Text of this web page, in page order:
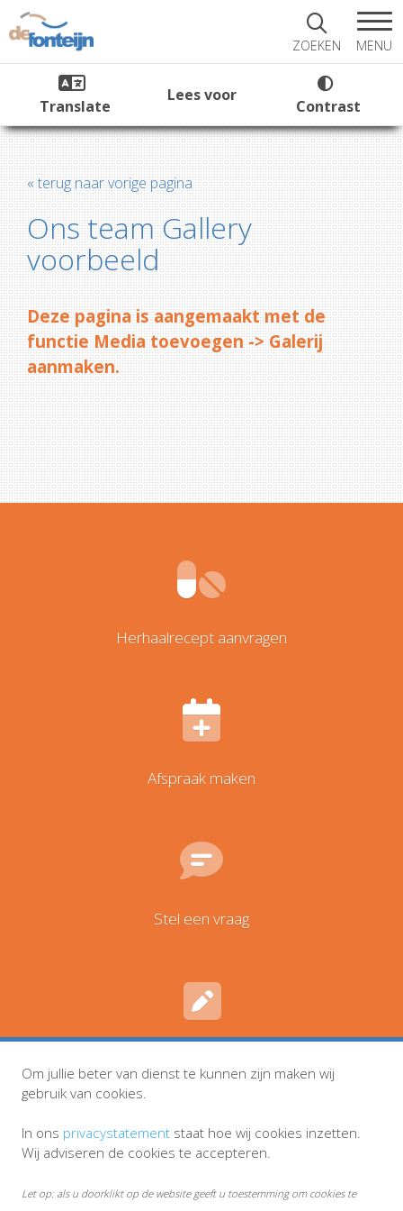
ZOEKEN MENU
Translate
Lees voor
Contrast
« terug naar vorige pagina
Ons team Gallery
voorbeeld
Deze pagina is aangemaakt met de
functie Media toevoegen -> Galerij
aanmaken.
Herhaalrecept aanvragen
Afspraak maken
Stel een vraag
Om jullie beter van dienst te kunnen zijn maken wij
gebruik van cookies.
In ons privacystatement staat hoe wij cookies inzetten.
Wij adviseren de cookies te accepteren.
Let op: als u doorklikt op de website geeft u toestemming om cookies te